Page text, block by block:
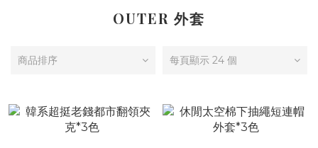
OUTER 外套
商品排序 每頁顯示 24 個